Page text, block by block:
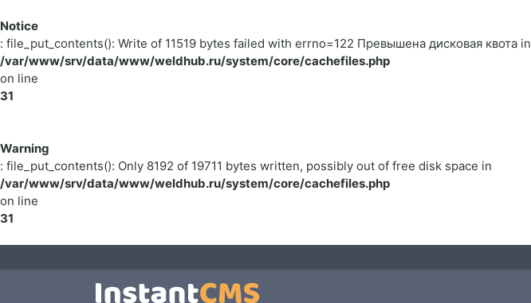
Notice
: file_put_contents(): Write of 11519 bytes failed with errno=122 Превышена дисковая квота in
/var/www/srv/data/www/weldhub.ru/system/core/cachefiles.php
on line
31
Warning
: file_put_contents(): Only 8192 of 19711 bytes written, possibly out of free disk space in
/var/www/srv/data/www/weldhub.ru/system/core/cachefiles.php
on line
31